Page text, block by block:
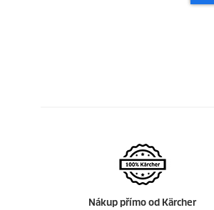
Nákup přímo od Kärcher